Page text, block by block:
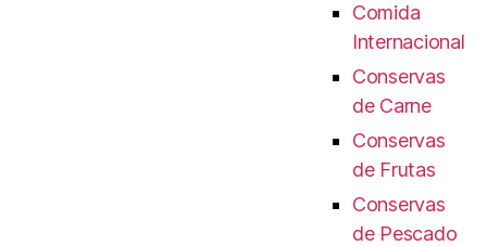
Comida
Internacional
Conservas
de Carne
Conservas
de Frutas
Conservas
de Pescado